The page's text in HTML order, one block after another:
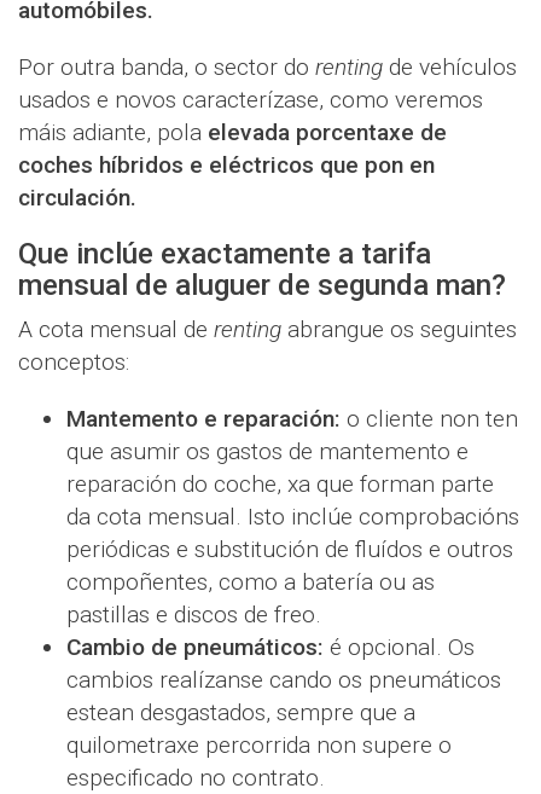
automóbiles.
Por outra banda, o sector do renting de vehículos
usados ​​e novos caracterízase, como veremos
máis adiante, pola elevada porcentaxe de
coches híbridos e eléctricos que pon en
circulación.
Que inclúe exactamente a tarifa
mensual de aluguer de segunda man?
A cota mensual de renting abrangue os seguintes
conceptos:
Mantemento e reparación: o cliente non ten
que asumir os gastos de mantemento e
reparación do coche, xa que forman parte
da cota mensual. Isto inclúe comprobacións
periódicas e substitución de fluídos e outros
compoñentes, como a batería ou as
pastillas e discos de freo.
Cambio de pneumáticos: é opcional. Os
cambios realízanse cando os pneumáticos
estean desgastados, sempre que a
quilometraxe percorrida non supere o
especificado no contrato.